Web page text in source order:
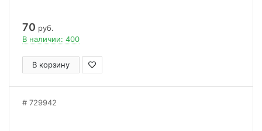
70 руб.
В наличии: 400
В корзину
729942